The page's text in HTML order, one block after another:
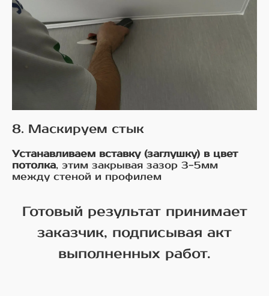
8. Маскируем стык
Устанавливаем вставку (заглушку) в цвет
потолка, этим закрывая зазор 3-5мм
между стеной и профилем
Готовый результат принимает
заказчик, подписывая акт
выполненных работ.